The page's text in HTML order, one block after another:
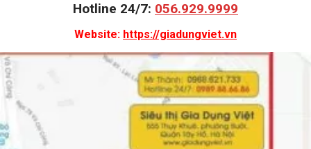
Hotline 24/7: 056.929.9999
Website: https://giadungviet.vn